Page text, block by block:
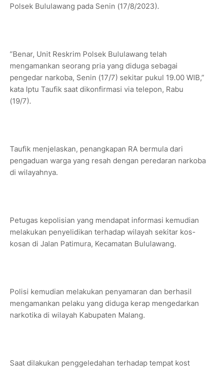
Polsek Bululawang pada Senin (17/8/2023).
“Benar, Unit Reskrim Polsek Bululawang telah
mengamankan seorang pria yang diduga sebagai
pengedar narkoba, Senin (17/7) sekitar pukul 19.00 WIB,”
kata Iptu Taufik saat dikonfirmasi via telepon, Rabu
(19/7).
Taufik menjelaskan, penangkapan RA bermula dari
pengaduan warga yang resah dengan peredaran narkoba
di wilayahnya.
Petugas kepolisian yang mendapat informasi kemudian
melakukan penyelidikan terhadap wilayah sekitar kos-
kosan di Jalan Patimura, Kecamatan Bululawang.
Polisi kemudian melakukan penyamaran dan berhasil
mengamankan pelaku yang diduga kerap mengedarkan
narkotika di wilayah Kabupaten Malang.
Saat dilakukan penggeledahan terhadap tempat kost